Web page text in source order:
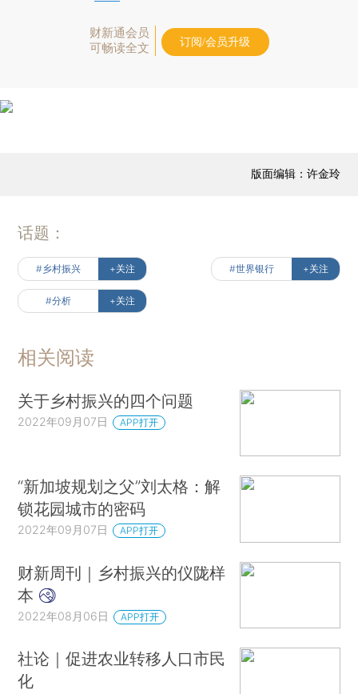
财新通会员
可畅读全文
订阅/会员升级
版面编辑：许金玲
话题：
#乡村振兴 +关注 #世界银行 +关注
#分析 +关注
相关阅读
关于乡村振兴的四个问题
2022年09月07日 APP打开
“新加坡规划之父”刘太格：解
锁花园城市的密码
2022年09月07日 APP打开
财新周刊｜乡村振兴的仪陇样
本
2022年08月06日 APP打开
社论｜促进农业转移人口市民
化